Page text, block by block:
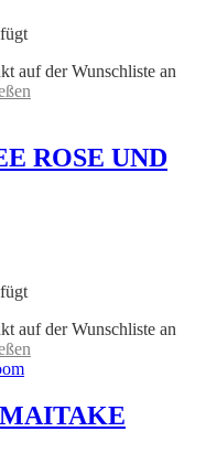
auf der Wunschliste an
ROSE UND
auf der Wunschliste an